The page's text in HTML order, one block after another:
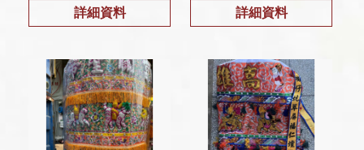
詳細資料 詳細資料